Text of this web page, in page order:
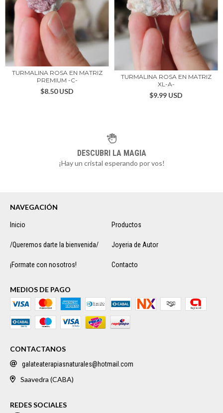
TURMALINA ROSA EN MATRIZ
PREMIUM -C-
$8.50 USD
TURMALINA ROSA EN MATRIZ
XL-A-
$9.99 USD
DESCUBRI LA MAGIA
¡Hay un cristal esperando por vos!
NAVEGACIÓN
Inicio Productos
/Queremos darte la bienvenida/ Joyeria de Autor
¡Formate con nosotros! Contacto
MEDIOS DE PAGO
CONTACTANOS
galateaterapiasnaturales@hotmail.com
Saavedra (CABA)
REDES SOCIALES